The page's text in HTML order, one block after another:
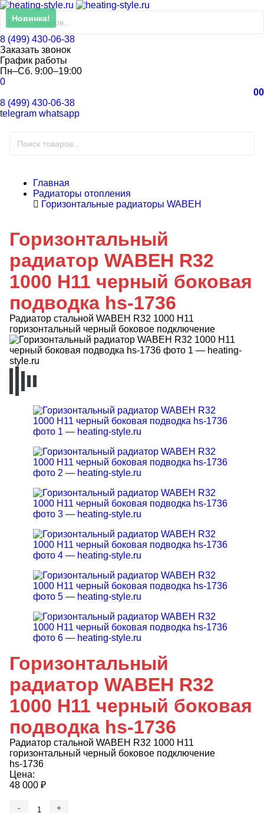
8 (499) 430-06-38
Заказать звонок
График работы
Пн–Сб. 9:00–19:00
0
00
8 (499) 430-06-38
telegram whatsapp
Главная
Радиаторы отопления
Горизонтальные радиаторы WABEH
Горизонтальный
радиатор WABEH R32
1000 H11 черный боковая
подводка hs-1736
Радиатор стальной WABEH R32 1000 H11
горизонтальный черный боковое подключение
Новинка!
Горизонтальный
радиатор WABEH R32
1000 H11 черный боковая
подводка hs-1736
Радиатор стальной WABEH R32 1000 H11
горизонтальный черный боковое подключение
hs-1736
Цена:
48 000 ₽
-
+